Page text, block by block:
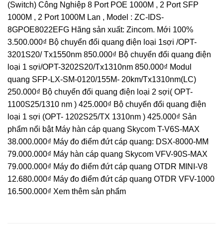
(Switch) Công Nghiệp 8 Port POE 1000M , 2 Port SFP
1000M , 2 Port 1000M Lan , Model : ZC-IDS-
8GPOE8022EFG Hãng sản xuất: Zincom. Mới 100%
3.500.000₫ Bộ chuyển đổi quang điện loại 1sợi /OPT-
3201S20/ Tx1550nm 850.000₫ Bộ chuyển đổi quang điện
loại 1 sợi/OPT-3202S20/Tx1310nm 850.000₫ Modul
quang SFP-LX-SM-0120/155M- 20km/Tx1310nm(LC)
250.000₫ Bộ chuyển đổi quang điện loại 2 sợi( OPT-
1100S25/1310 nm ) 425.000₫ Bộ chuyển đổi quang điện
loại 1 sợi (OPT- 1202S25/TX 1310nm ) 425.000₫ Sản
phẩm nổi bật Máy hàn cáp quang Skycom T-V6S-MAX
38.000.000₫ Máy đo điểm đứt cáp quang: DSX-8000-MM
79.000.000₫ Máy hàn cáp quang Skycom VFV-90S-MAX
79.000.000₫ Máy đo điểm đứt cáp quang OTDR MINI-V8
12.680.000₫ Máy đo điểm đứt cáp quang OTDR VFV-1000
16.500.000₫ Xem thêm sản phẩm